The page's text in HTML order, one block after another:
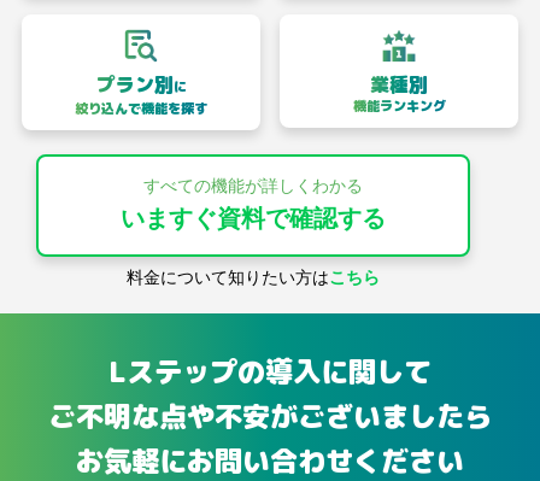
プラン別に
絞り込んで機能を探す
業種別
機能ランキング
すべての機能が詳しくわかる
いますぐ資料で確認する
料金について知りたい方はこちら
Lステップの導入に関して
ご不明な点や不安がございましたら
お気軽にお問い合わせください